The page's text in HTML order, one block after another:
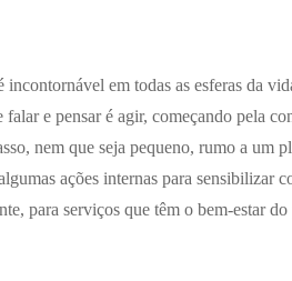
em todas as esferas da
e pensar é agir, começando pela
nem que seja pequeno, rumo a um
ações internas para sensibilizar
para serviços que têm o bem-estar